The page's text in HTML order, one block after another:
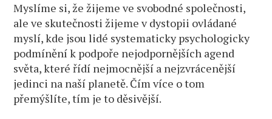
Myslíme si, že žijeme ve svobodné společnosti,
ale ve skutečnosti žijeme v dystopii ovládané
myslí, kde jsou lidé systematicky psychologicky
podmínění k podpoře nejodpornějších agend
světa, které řídí nejmocnější a nejzvrácenější
jedinci na naší planetě. Čím více o tom
přemýšlíte, tím je to děsivější.